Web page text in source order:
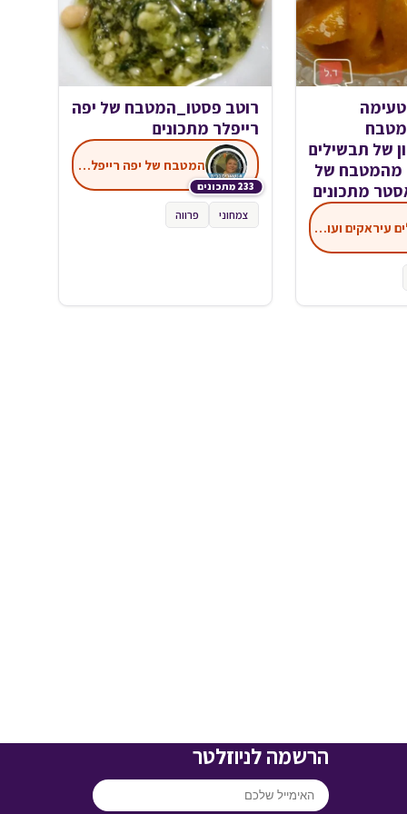
של תבשילים
מהמטבח של
מתכונים
תבשילים עיראקים ועוד מהמטבח של דליה לוי
רוטב פסטו_המטבח של יפה
רייפלר מתכונים
233 מתכונים
המטבח של יפה רייפלר - מתכונים
צמחוני פרווה
הרשמה לניוזלטר